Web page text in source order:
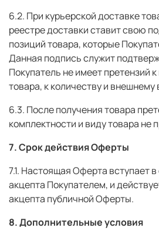
6.2. При курьерской доставке
реестре доставки ставит свою
позиций товара, которые
Данная подпись служит
Покупатель не имеет претензий
товара, к количеству и внешнему
6.3. После получения товара
комплектности и виду товара не
7. Срок действия Оферты
7.1. Настоящая Оферта вступает
акцепта Покупателем, и
акцепта публичной Оферты.
8. Дополнительные условия